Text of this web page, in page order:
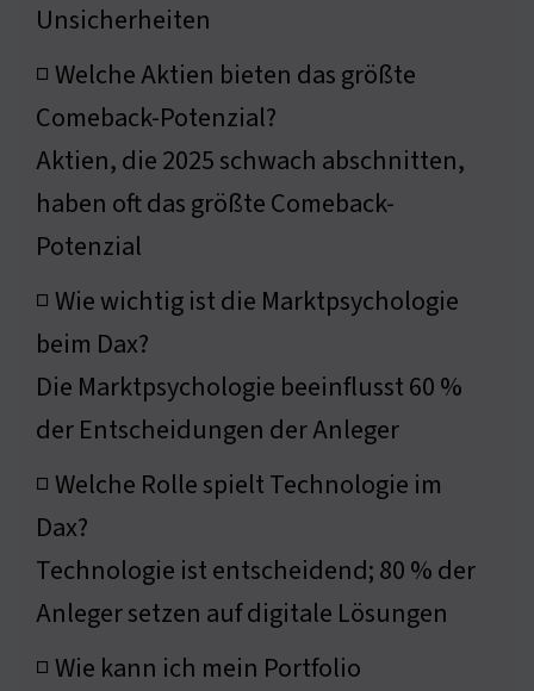
Unsicherheiten
◽ Welche Aktien bieten das größte
Comeback-Potenzial?
Aktien, die 2025 schwach abschnitten,
haben oft das größte Comeback-
Potenzial
◽ Wie wichtig ist die Marktpsychologie
beim Dax?
Die Marktpsychologie beeinflusst 60 %
der Entscheidungen der Anleger
◽ Welche Rolle spielt Technologie im
Dax?
Technologie ist entscheidend; 80 % der
Anleger setzen auf digitale Lösungen
◽ Wie kann ich mein Portfolio